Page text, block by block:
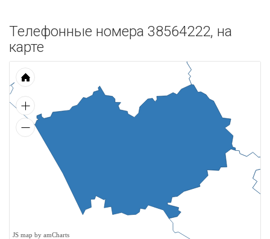
Телефонные номера 38564222, на
карте
JS map by amCharts